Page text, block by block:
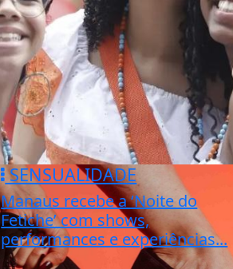
SENSUALIDADE
Manaus recebe a ‘Noite do
Fetiche’ com shows,
performances e experiências...